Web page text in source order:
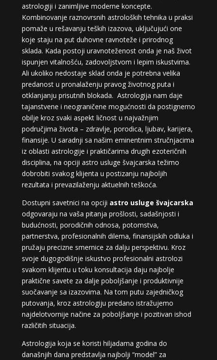
astrologiji i zanimljive moderne koncepte.
Kombinovanje raznovrsnih astroloških tehnika u praksi
pomaže u rešavanju teških izazova, uključujući one
koje staju na put duhovne ravnoteže i prirodnog
sklada. Kada postoji uravnoteženost onda je naš život
ispunjen vitalnošću, zadovoljstvom i lepim iskustvima.
Ali ukoliko nedostaje sklad onda je potrebna velika
predanost u pronalaženju pravog životnog puta i
otklanjanju prisutnih blokada. Astrologija nam daje
tajanstvene i neograničene mogućnosti da postignemo
obilje kroz svaki aspekt ličnost u najvažnjim
područjima života – zdravlje, porodica, ljubav, karijera,
finansije. U saradnji sa našim eminentnim stručnjacima
iz oblasti astrologije i praktičarima drugih ezoteričnih
disciplina, na opciji astro usluge švajcarska težimo
dobrobiti svakog klijenta u postizanju najboljih
rezultata i prevazilaženju aktuelnih teškoća.
Dostupni savetnici na opciji astro usluge švajcarska
odgovaraju na vaša pitanja prošlosti, sadašnjosti i
budućnosti, porodičnih odnosa, potomstva,
partnerstva, profesionalnih dilema, finansijskih odluka i
pružaju precizne smernice za dalju perspektivu. Kroz
svoje dugogodišnje iskustvo profesionalni astrolozi
svakom klijentu u toku konsultacija daju najbolje
praktične savete za dalje poboljšanje i produktivnije
suočavanje sa izazovima. Na tom putu zajedničkog
putovanja, kroz astrologiju predano istražujemo
najdelotvornije načine za poboljšanje i pozitivan ishod
različitih situacija.
Astrologija koja se koristi hiljadama godina do
današnjih dana predstavlja najbolji “model” za